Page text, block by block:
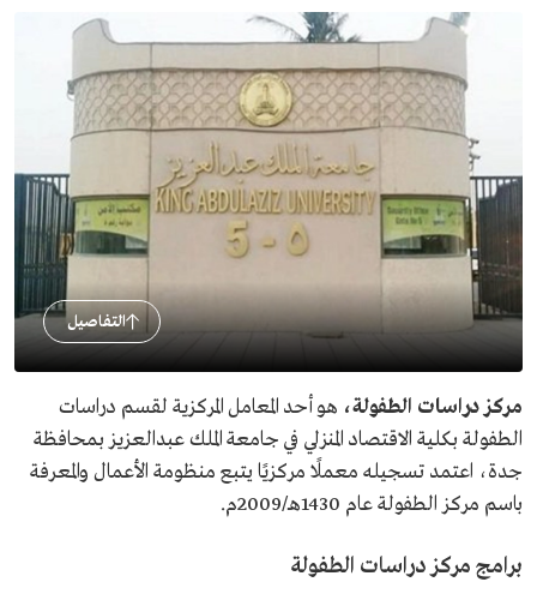
التفاصيل
مركز دراسات الطفولة، هو أحد المعامل المركزية لقسم دراسات
الطفولة بكلية الاقتصاد المنزلي في جامعة الملك عبدالعزيز بمحافظة
جدة، اعتمد تسجيله معملًا مركزيًا يتبع منظومة الأعمال والمعرفة
باسم مركز الطفولة عام 1430هـ/2009م.
برامج مركز دراسات الطفولة